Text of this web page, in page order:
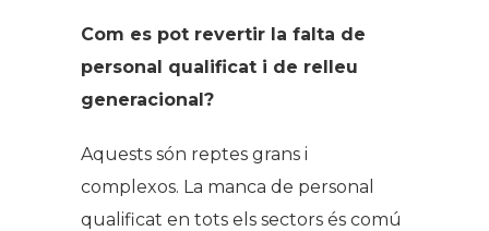
Com es pot revertir la falta de
personal qualificat i de relleu
generacional?
Aquests són reptes grans i
complexos. La manca de personal
qualificat en tots els sectors és comú